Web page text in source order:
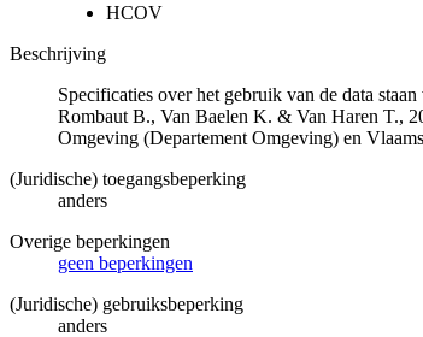
HCOV
Beschrijving
Specificaties over het gebruik van de data
Rombaut B., Van Baelen K. & Van Haren T.,
Omgeving (Departement Omgeving) en
(Juridische) toegangsbeperking
anders
Overige beperkingen
geen beperkingen
(Juridische) gebruiksbeperking
anders